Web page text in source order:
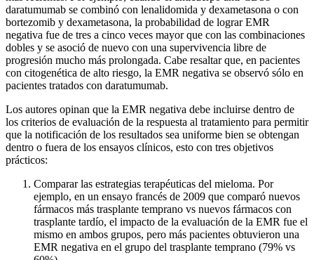
daratumumab se combinó con lenalidomida y dexametasona o con
bortezomib y dexametasona, la probabilidad de lograr EMR
negativa fue de tres a cinco veces mayor que con las combinaciones
dobles y se asoció de nuevo con una supervivencia libre de
progresión mucho más prolongada. Cabe resaltar que, en pacientes
con citogenética de alto riesgo, la EMR negativa se observó sólo en
pacientes tratados con daratumumab.
Los autores opinan que la EMR negativa debe incluirse dentro de
los criterios de evaluación de la respuesta al tratamiento para permitir
que la notificación de los resultados sea uniforme bien se obtengan
dentro o fuera de los ensayos clínicos, esto con tres objetivos
prácticos:
Comparar las estrategias terapéuticas del mieloma. Por
ejemplo, en un ensayo francés de 2009 que comparó nuevos
fármacos más trasplante temprano vs nuevos fármacos con
trasplante tardío, el impacto de la evaluación de la EMR fue el
mismo en ambos grupos, pero más pacientes obtuvieron una
EMR negativa en el grupo del trasplante temprano (79% vs